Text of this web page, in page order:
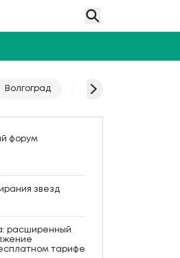
Волгоград Гайд
форум
звезд
расширенный
тарифе